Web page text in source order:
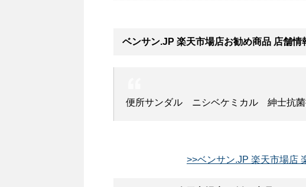
ベンサン.JP 楽天市場店お勧め商品 店舗情
便所サンダル ニシベケミカル 紳士抗
>>ベンサン.JP 楽天市場店